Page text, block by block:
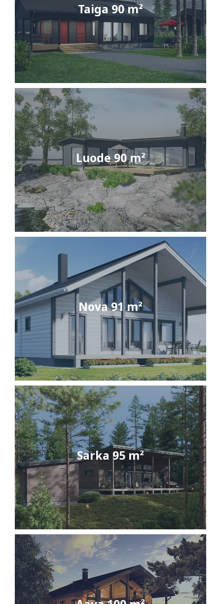
Taiga 90 m²
Luode 90 m²
Nova 91 m²
Sarka 95 m²